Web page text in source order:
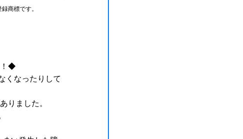
商標です。
！◆
くなったりして
ました。